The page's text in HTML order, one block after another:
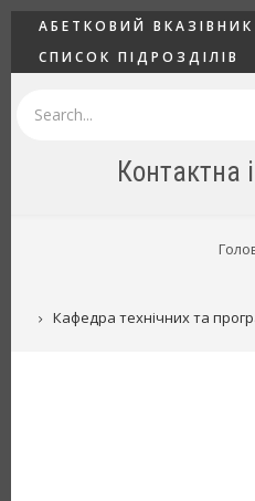
Перейти
основного
ГОЛОВНЕ
АБЕТКОВИЙ ВКАЗІВНИК
СПИСОК ПІДРОЗДІЛІВ
Контактна
Кафедра технічних та